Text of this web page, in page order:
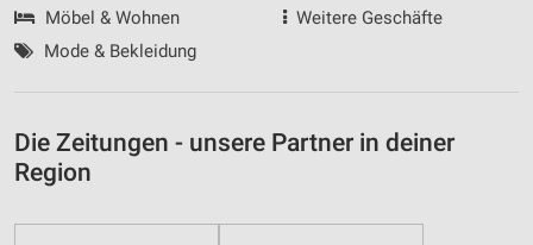
Möbel & Wohnen
Mode & Bekleidung
Weitere Geschäfte
Die Zeitungen - unsere Partner in deiner
Region